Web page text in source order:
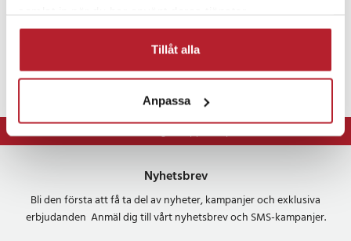
Tillåt alla
Anpassa
⭐ 365 dagars öppet köp
Nyhetsbrev
Bli den första att få ta del av nyheter, kampanjer och exklusiva
erbjudanden Anmäl dig till vårt nyhetsbrev och SMS-kampanjer.